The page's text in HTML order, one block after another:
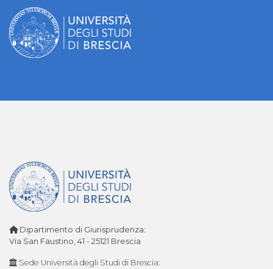
Dipartimento di Giurisprudenza:
Via San Faustino, 41 - 25121 Brescia
Sede Università degli Studi di Brescia: